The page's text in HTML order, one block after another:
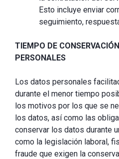
Esto incluye enviar
seguimiento,
TIEMPO DE
PERSONALES
Los datos personales
durante el menor tiempo
los motivos por los que se
los datos, así como las
conservar los datos durante
como la legislación laboral,
fraude que exigen la